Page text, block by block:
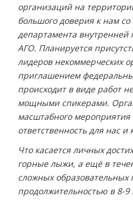
организаций на
большого доверия к нам со
департамента
АГО. Планируется
лидеров некоммерческих
приглашением
происходит в виде работ
мощными спикерами.
масштабного
ответственность для нас
Что касается личных
горные лыжи, а ещё в
сложных образовательных
продолжительностью в 8-9